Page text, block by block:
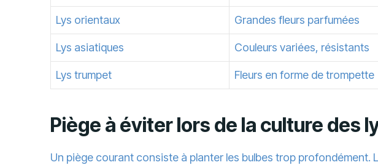
Lys orientaux Grandes fleurs parfumées
Lys asiatiques Couleurs variées, résistants
Lys trumpet Fleurs en forme de trompette
Piège à éviter lors de la culture des
Un piège courant consiste à planter les bulbes trop